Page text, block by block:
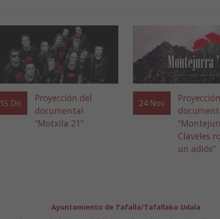
15 Dic
Proyección del
documental
“Motxila 21”
24 Nov
Claveles
un adiós”
Ayuntamiento de Tafalla/Tafallako Udala